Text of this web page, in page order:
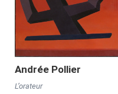
Andrée Pollier
L’orateur